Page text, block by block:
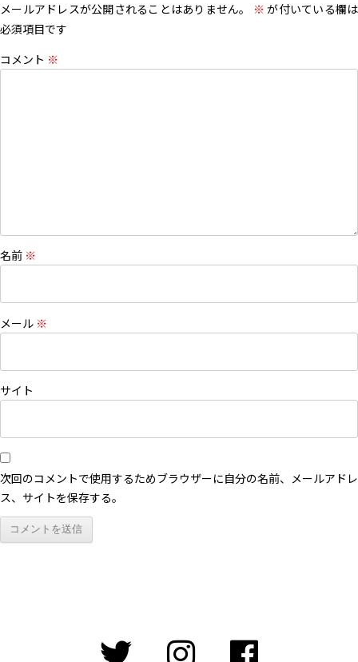
メールアドレスが公開されることはありません。 ※ が付いている欄は
必須項目です
コメント ※
名前 ※
メール ※
サイト
次回のコメントで使用するためブラウザーに自分の名前、メールアドレ
ス、サイトを保存する。